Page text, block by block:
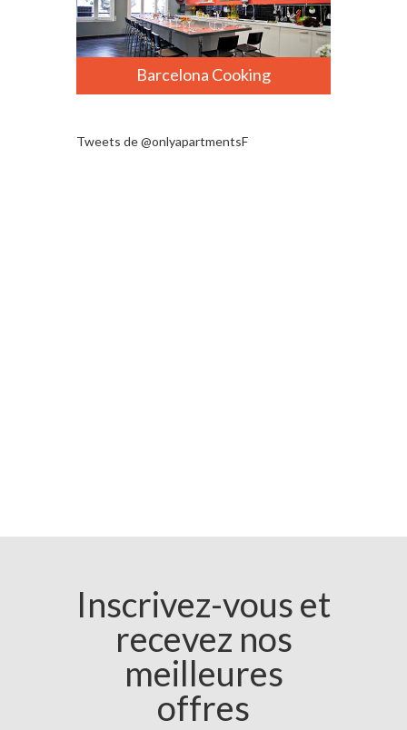
Barcelona Cooking
Tweets de @onlyapartmentsF
Inscrivez-vous et
recevez nos
meilleures
offres